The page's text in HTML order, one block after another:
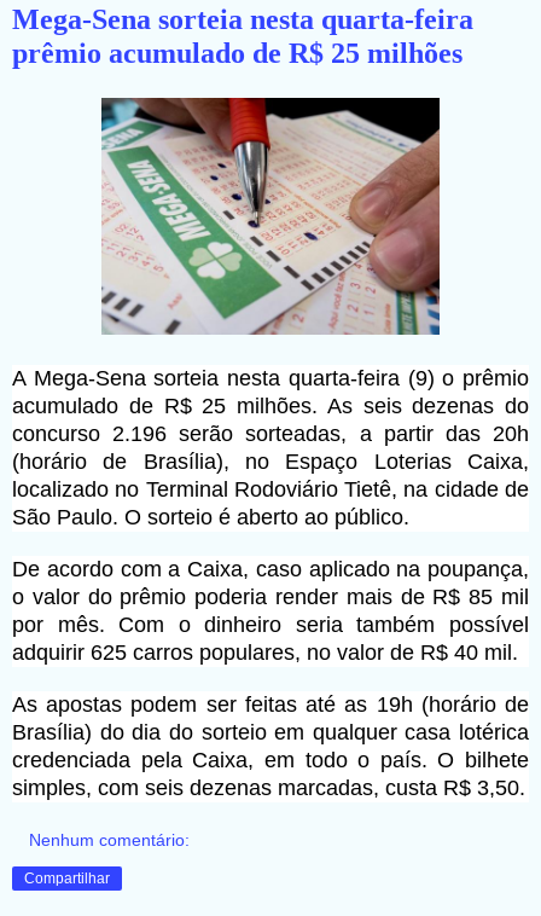
Mega-Sena sorteia nesta quarta-feira
prêmio acumulado de R$ 25 milhões
A Mega-Sena sorteia nesta quarta-feira (9) o prêmio
acumulado de R$ 25 milhões. As seis dezenas do
concurso 2.196 serão sorteadas, a partir das 20h
(horário de Brasília), no Espaço Loterias Caixa,
localizado no Terminal Rodoviário Tietê, na cidade de
São Paulo. O sorteio é aberto ao público.
De acordo com a Caixa, caso aplicado na poupança,
o valor do prêmio poderia render mais de R$ 85 mil
por mês. Com o dinheiro seria também possível
adquirir 625 carros populares, no valor de R$ 40 mil.
As apostas podem ser feitas até as 19h (horário de
Brasília) do dia do sorteio em qualquer casa lotérica
credenciada pela Caixa, em todo o país. O bilhete
simples, com seis dezenas marcadas, custa R$ 3,50.
Nenhum comentário:
Compartilhar